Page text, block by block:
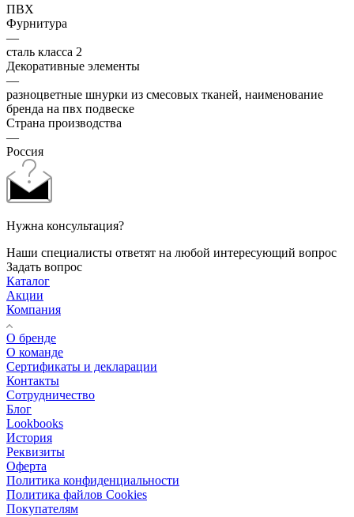
ПВХ
Фурнитура
—
сталь класса 2
Декоративные элементы
—
разноцветные шнурки из смесовых тканей, наименование
бренда на пвх подвеске
Страна производства
—
Россия
Нужна консультация?
Наши специалисты ответят на любой интересующий вопрос
Задать вопрос
Каталог
Акции
Компания
О бренде
О команде
Сертификаты и декларации
Контакты
Сотрудничество
Блог
Lookbooks
История
Реквизиты
Оферта
Политика конфиденциальности
Политика файлов Cookies
Покупателям